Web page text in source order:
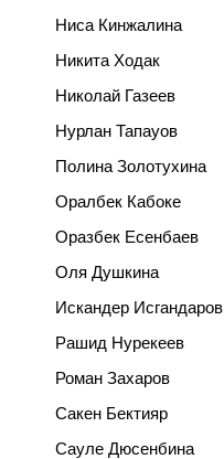
Ниса Кинжалина
Никита Ходак
Николай Газеев
Нурлан Тапауов
Полина Золотухина
Оралбек Кабоке
Оразбек Есенбаев
Оля Душкина
Искандер Исгандаров
Рашид Нурекеев
Роман Захаров
Сакен Бектияр
Сауле Дюсенбина